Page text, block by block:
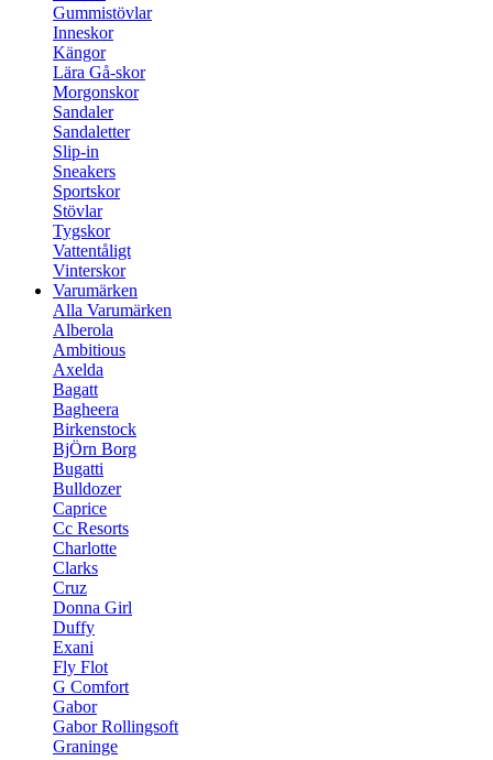
Gummistövlar
Inneskor
Kängor
Lära Gå-skor
Morgonskor
Sandaler
Sandaletter
Slip-in
Sneakers
Sportskor
Stövlar
Tygskor
Vattentåligt
Vinterskor
Varumärken
Alla Varumärken
Alberola
Ambitious
Axelda
Bagatt
Bagheera
Birkenstock
BjÖrn Borg
Bugatti
Bulldozer
Caprice
Cc Resorts
Charlotte
Clarks
Cruz
Donna Girl
Duffy
Exani
Fly Flot
G Comfort
Gabor
Gabor Rollingsoft
Graninge